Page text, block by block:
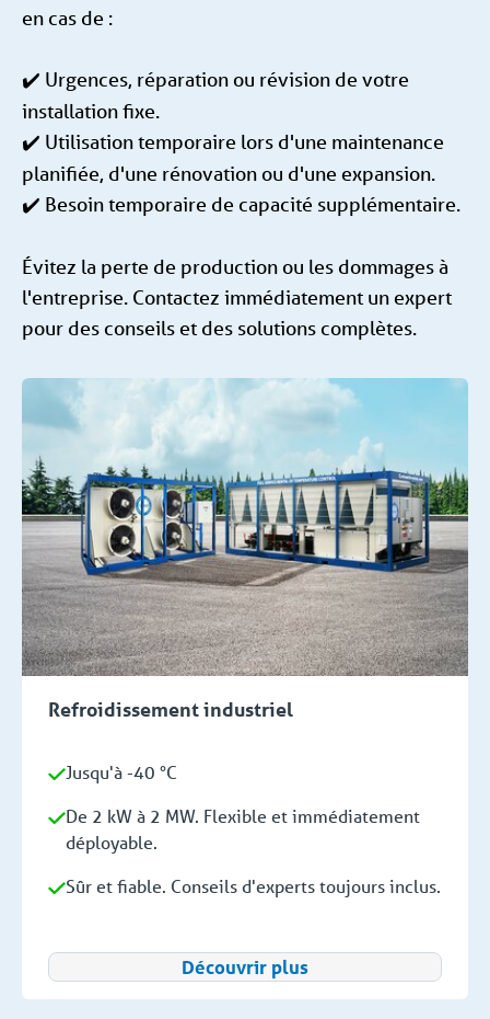
en cas de :
✔️ Urgences, réparation ou révision de votre
installation fixe.
✔️ Utilisation temporaire lors d'une maintenance
planifiée, d'une rénovation ou d'une expansion.
✔️ Besoin temporaire de capacité supplémentaire.
Évitez la perte de production ou les dommages à
l'entreprise. Contactez immédiatement un expert
pour des conseils et des solutions complètes.
Refroidissement industriel
Jusqu'à -40 °C
De 2 kW à 2 MW. Flexible et immédiatement
déployable.
Sûr et fiable. Conseils d'experts toujours inclus.
Découvrir plus